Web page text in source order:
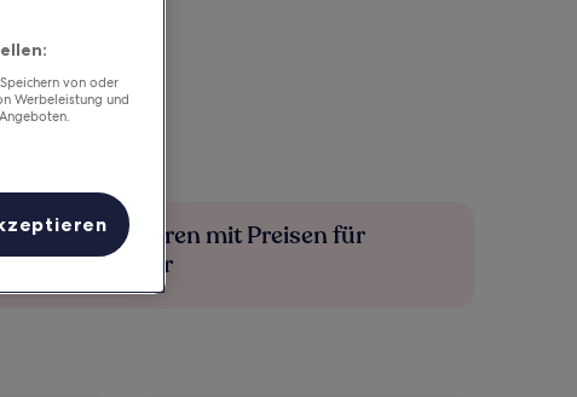
Mehr sparen mit Preisen für
Mitglieder
von oder
Werbeleistung und